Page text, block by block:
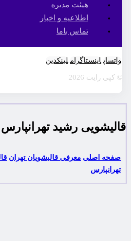
هیئت مدیره
اطلاعیه و اخبار
تماس باما
واتساپ اینستاگرام لینکدین
© کپی رایت 2026
قالیشویی رشید تهرانپارس
صفحه اصلی معرفی قالیشویان تهران
تهرانپارس